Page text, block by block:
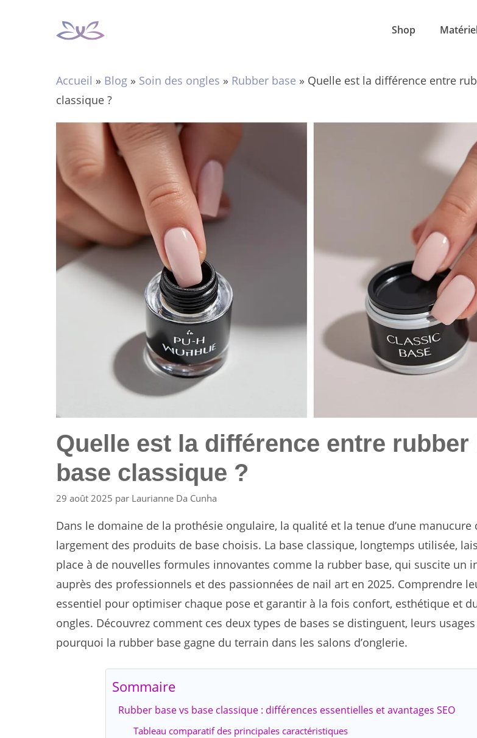
Shop
Accueil » Blog » Soin des ongles » Rubber base » Quelle est la différence entre
classique ?
Quelle est la différence entre rubber
base classique ?
29 août 2025 par Laurianne Da Cunha
Dans le domaine de la prothésie ongulaire, la qualité et la tenue d’une manucure
largement des produits de base choisis. La base classique, longtemps utilisée,
place à de nouvelles formules innovantes comme la rubber base, qui suscite un
auprès des professionnels et des passionnées de nail art en 2025. Comprendre
essentiel pour optimiser chaque pose et garantir à la fois confort, esthétique et
ongles. Découvrez comment ces deux types de bases se distinguent, leurs
pourquoi la rubber base gagne du terrain dans les salons d’onglerie.
Sommaire
Rubber base vs base classique : différences essentielles et avantages SEO
Tableau comparatif des principales caractéristiques